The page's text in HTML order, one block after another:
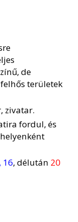
de
területek
zivatar.
fordul, és
16, délután 20